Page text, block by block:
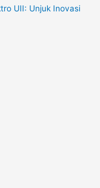
UII: Unjuk Inovasi